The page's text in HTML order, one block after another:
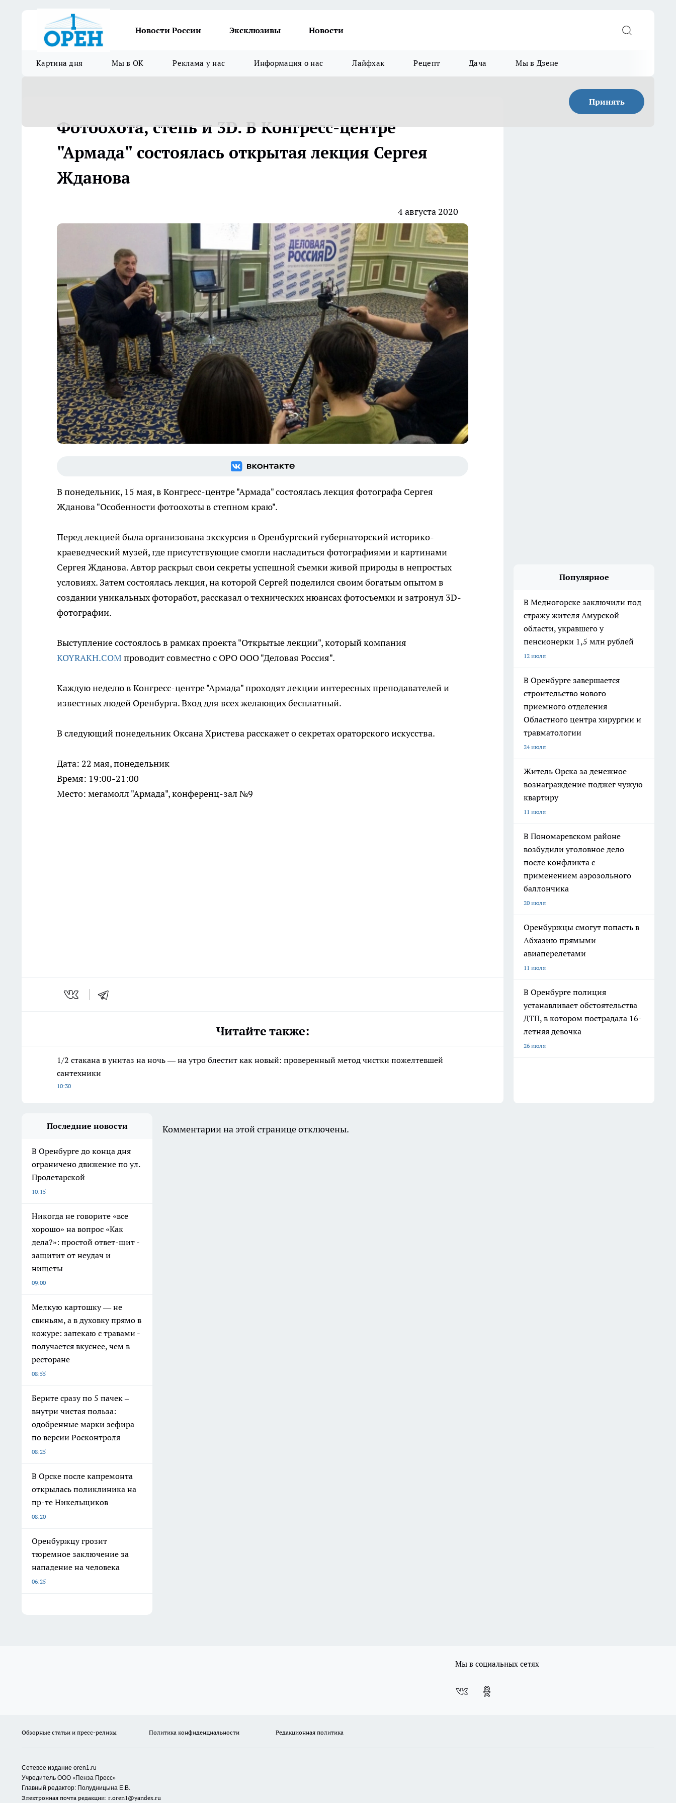
Новости России Эксклюзивы Новости
Картина дня Мы в ОК Реклама у нас Информация о нас Лайфхак Рецепт Дача Мы в Дзене
Принять
Фотоохота, степь и 3D. В Конгресс-центре
"Армада" состоялась открытая лекция Сергея
Жданова
4 августа 2020
В понедельник, 15 мая, в Конгресс-центре "Армада" состоялась лекция фотографа Сергея
Жданова "Особенности фотоохоты в степном краю".
Перед лекцией была организована экскурсия в Оренбургский губернаторский историко-
краеведческий музей, где присутствующие смогли насладиться фотографиями и картинами
Сергея Жданова. Автор раскрыл свои секреты успешной съемки живой природы в непростых
условиях. Затем состоялась лекция, на которой Сергей поделился своим богатым опытом в
создании уникальных фоторабот, рассказал о технических нюансах фотосъемки и затронул 3D-
фотографии.
Выступление состоялось в рамках проекта "Открытые лекции", который компания
KOYRAKH.COM проводит совместно с ОРО ООО "Деловая Россия".
Каждую неделю в Конгресс-центре "Армада" проходят лекции интересных преподавателей и
известных людей Оренбурга. Вход для всех желающих бесплатный.
В следующий понедельник Оксана Христева расскажет о секретах ораторского искусства.
Дата: 22 мая, понедельник
Время: 19:00-21:00
Место: мегамолл "Армада", конференц-зал №9
Читайте также:
1/2 стакана в унитаз на ночь — на утро блестит как новый: проверенный метод чистки пожелтевшей
сантехники
10:30
Популярное
В Медногорске заключили под
стражу жителя Амурской
области, укравшего у
пенсионерки 1,5 млн рублей
12 июля
В Оренбурге завершается
строительство нового
приемного отделения
Областного центра хирургии и
травматологии
24 июля
Житель Орска за денежное
вознаграждение поджег чужую
квартиру
11 июля
В Пономаревском районе
возбудили уголовное дело
после конфликта с
применением аэрозольного
баллончика
20 июля
Оренбуржцы смогут попасть в
Абхазию прямыми
авиаперелетами
11 июля
В Оренбурге полиция
устанавливает обстоятельства
ДТП, в котором пострадала 16-
летняя девочка
26 июля
Последние новости
В Оренбурге до конца дня
ограничено движение по ул.
Пролетарской
10:15
Никогда не говорите «все
хорошо» на вопрос «Как
дела?»: простой ответ-щит -
защитит от неудач и
нищеты
09:00
Мелкую картошку — не
свиньям, а в духовку прямо в
кожуре: запекаю с травами -
получается вкуснее, чем в
ресторане
08:55
Берите сразу по 5 пачек –
внутри чистая польза:
одобренные марки зефира
по версии Росконтроля
08:25
В Орске после капремонта
открылась поликлиника на
пр-те Никельщиков
08:20
Оренбуржцу грозит
тюремное заключение за
нападение на человека
06:25
Комментарии на этой странице отключены.
Мы в социальных сетях
Обзорные статьи и пресс-релизы Политика конфиденциальности Редакционная политика
Сетевое издание oren1.ru
Учредитель ООО «Пенза Пресс»
Главный редактор: Полудницына Е.В.
Электронная почта редакции: r.oren1@yandex.ru